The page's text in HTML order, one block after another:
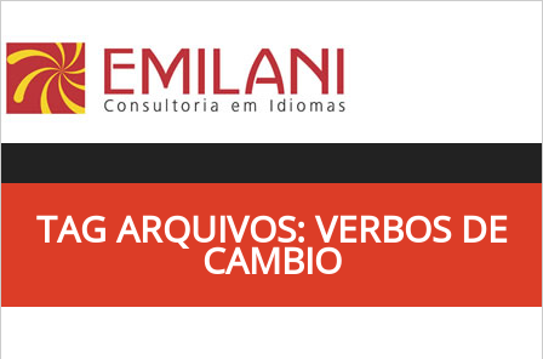
TAG ARQUIVOS: VERBOS DE
CAMBIO